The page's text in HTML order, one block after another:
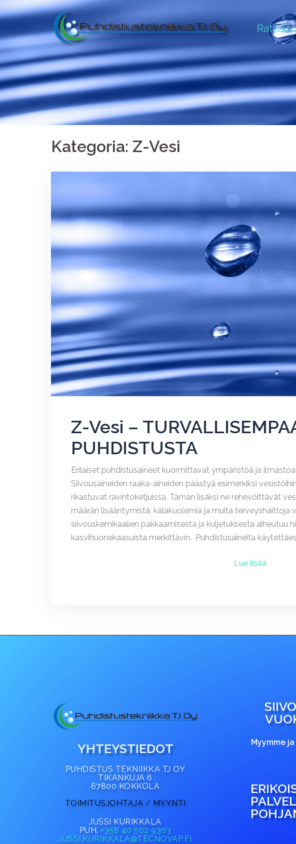
Kategoria: Z-Vesi
Z-Vesi –
PUHDISTUSTA
Erilaiset puhdistusaineet kuormittavat ympäristöä ja
Siivousaineiden raaka-aineiden päästyä esimerkiksi
rikastuvat ravintoketjuissa. Tämän lisäksi ne rehevöittävät
määrän lisääntymistä, kalakuolemia ja muita terveyshaittoja
siivouskemikaalien pakkaamisesta ja kuljetuksesta aiheutuu
kasvihuonekaasuista merkittävin. Puhdistusaineita
Lue lisää
YHTEYSTIEDOT
PUHDISTUS TEKNIIKKA TJ OY
TIKANKUJA 6
67800 KOKKOLA
TOIMITUSJOHTAJA / MYYNTI
JUSSI KURIKKALA
PUH. +358 40 502 9303
JUSSI.KURIKKALA@TECNOVAP.FI
Myymme